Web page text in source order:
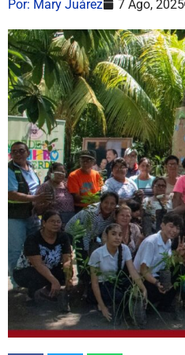
Por: Mary Juárez 7 Ago, 2025